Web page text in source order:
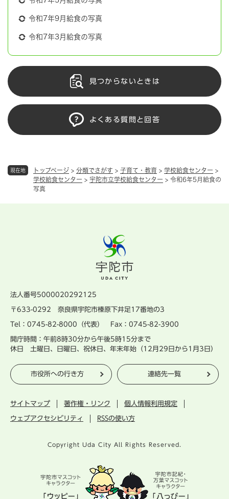
現在地 トップページ > 分類でさがす > 子育て・教育 > 学校給食センター >
学校給食センター > 宇陀市立学校給食センター > 令和6年5月給食の
写真
令和7年9月給食の写真
令和7年3月給食の写真
見つからないときは
よくある質問と回答
法人番号5000020292125
〒633-0292 奈良県宇陀市榛原下井足17番地の3
Tel：0745-82-8000（代表） Fax：0745-82-3900
開庁時間：午前8時30分から午後5時15分まで
休日 土曜日、日曜日、祝休日、年末年始（12月29日から1月3日）
市役所への行き方 連絡先一覧
サイトマップ 著作権・リンク 個人情報利用規定
ウェブアクセシビリティ RSSの使い方
Copyright Uda City All Rights Reserved.